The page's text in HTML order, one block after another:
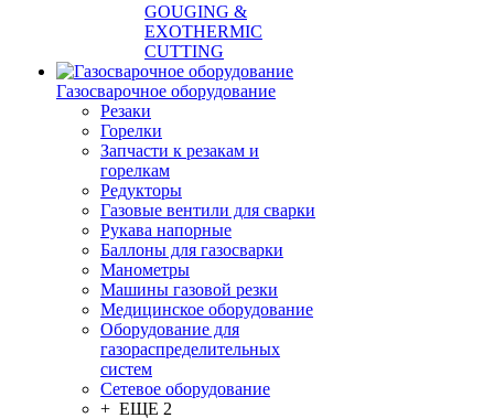
GOUGING &
EXOTHERMIC
CUTTING
Газосварочное оборудование
Резаки
Горелки
Запчасти к резакам и
горелкам
Редукторы
Газовые вентили для сварки
Рукава напорные
Баллоны для газосварки
Манометры
Машины газовой резки
Медицинское оборудование
Оборудование для
газораспределительных
систем
Сетевое оборудование
+ ЕЩЕ 2